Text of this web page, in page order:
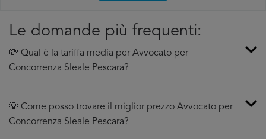
Le domande più frequenti:
💸 Qual è la tariffa media per Avvocato per
Concorrenza Sleale Pescara?
💡 Come posso trovare il miglior prezzo Avvocato per
Concorrenza Sleale Pescara?